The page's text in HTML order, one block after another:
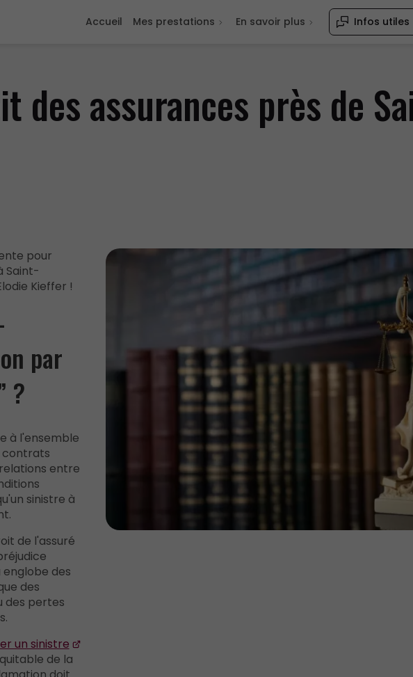
Accueil Mes prestations En savoir plus Infos utiles
des assurances près de
pour
Saint-
Kieffer !
par
?
à l'ensemble
contrats
entre
sinistre à
de l'assuré
des
des
des pertes
un sinistre
de la